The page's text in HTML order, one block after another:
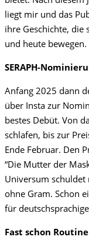
liegt mir und das
ihre Geschichte,
und heute bewegen.
SERAPH-
Anfang 2025 dann
über Insta zur
bestes Debüt. Von
schlafen, bis zur
Ende Februar. Den
“Die Mutter der
Universum schuldet
ohne Gram. Schon
für
Fast schon